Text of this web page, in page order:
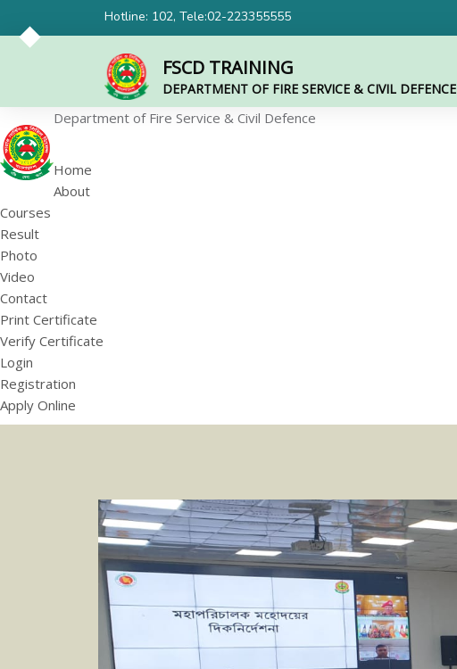
Hotline: 102, Tele:02-223355555
FSCD TRAINING
DEPARTMENT OF FIRE SERVICE & CIVIL DEFENCE
Department of Fire Service & Civil Defence
Home
About
Courses
Result
Photo
Video
Contact
Print Certificate
Verify Certificate
Login
Registration
Apply Online